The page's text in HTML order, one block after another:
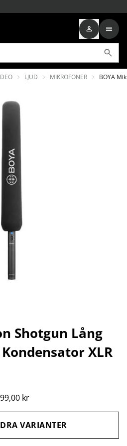
LJUD MIKROFONER BOYA
Shotgun Lång
Kondensator XLR
kr
VARIANTER